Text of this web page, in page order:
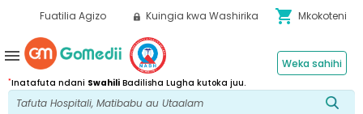
Fuatilia Agizo Kuingia kwa Washirika shopping_cart Mkokoteni
*Inatafuta ndani Swahili Badilisha Lugha kutoka juu.
Weka sahihi
menu